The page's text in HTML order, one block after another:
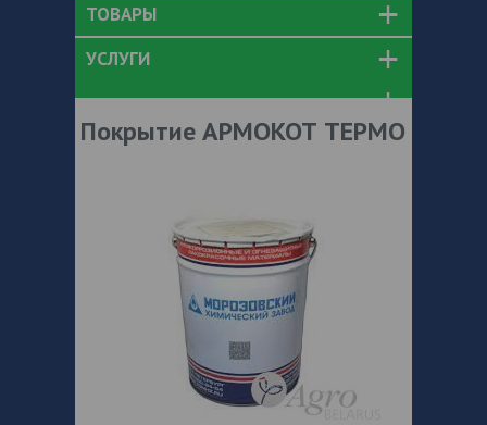
ТОВАРЫ
УСЛУГИ
Покрытие АРМОКОТ ТЕРМО